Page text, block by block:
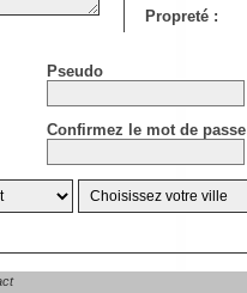
Propreté :
Pseudo
Confirmez le mot de passe